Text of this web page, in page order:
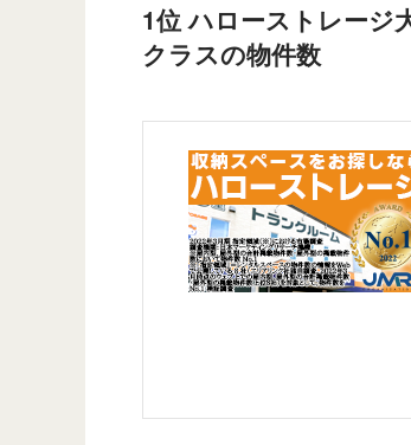
1位 ハローストレージ
クラスの物件数